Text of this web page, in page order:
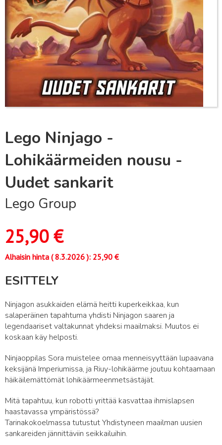
Lego Ninjago -
Lohikäärmeiden nousu -
Uudet sankarit
Lego Group
25,90€
Alhaisin hinta (8.3.2026): 25,90 €
ESITTELY
Ninjagon asukkaiden elämä heitti kuperkeikkaa, kun
salaperäinen tapahtuma yhdisti Ninjagon saaren ja
legendaariset valtakunnat yhdeksi maailmaksi. Muutos ei
koskaan käy helposti.
Ninjaoppilas Sora muistelee omaa menneisyyttään lupaavana
keksijänä Imperiumissa, ja Riuy-lohikäärme joutuu kohtaamaan
häikäilemättömät lohikäärmeenmetsästäjät.
Mitä tapahtuu, kun robotti yrittää kasvattaa ihmislapsen
haastavassa ympäristössä?
Tarinakokoelmassa tutustut Yhdistyneen maailman uusien
sankareiden jännittäviin seikkailuihin.